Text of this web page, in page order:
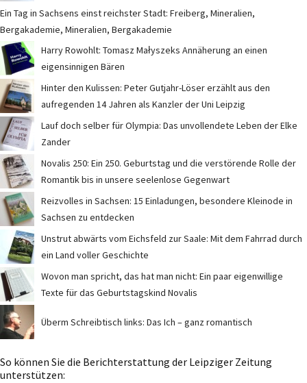
Ein Tag in Sachsens einst reichster Stadt: Freiberg, Mineralien,
Bergakademie, Mineralien, Bergakademie
Harry Rowohlt: Tomasz Małyszeks Annäherung an einen
eigensinnigen Bären
Hinter den Kulissen: Peter Gutjahr-Löser erzählt aus den
aufregenden 14 Jahren als Kanzler der Uni Leipzig
Lauf doch selber für Olympia: Das unvollendete Leben der Elke
Zander
Novalis 250: Ein 250. Geburtstag und die verstörende Rolle der
Romantik bis in unsere seelenlose Gegenwart
Reizvolles in Sachsen: 15 Einladungen, besondere Kleinode in
Sachsen zu entdecken
Unstrut abwärts vom Eichsfeld zur Saale: Mit dem Fahrrad durch
ein Land voller Geschichte
Wovon man spricht, das hat man nicht: Ein paar eigenwillige
Texte für das Geburtstagskind Novalis
Überm Schreibtisch links: Das Ich – ganz romantisch
So können Sie die Berichterstattung der Leipziger Zeitung
unterstützen: